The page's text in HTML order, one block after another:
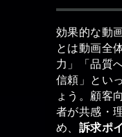
効果的な動
とは動画全
力」「品質
信頼」とい
ょう。顧客
者が共感・
め、 訴求ポ